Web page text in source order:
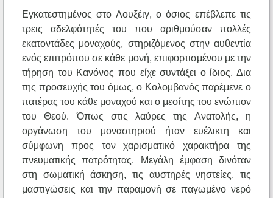
Εγκατεστημένος στο Λουξέιγ, ο όσιος επέβλεπε τις
τρεις αδελφότητές του που αριθμούσαν πολλές
εκατοντάδες μοναχούς, στηριζόμενος στην αυθεντία
ενός επιτρόπου σε κάθε μονή, επιφορτισμένου με την
τήρηση του Κανόνος που είχε συντάξει ο ίδιος. Δια
της προσευχής του όμως, ο Κολομβανός παρέμενε ο
πατέρας του κάθε μοναχού και ο μεσίτης του ενώπιον
του Θεού. Όπως στις λαύρες της Ανατολής, η
οργάνωση του μοναστηριού ήταν ευέλικτη και
σύμφωνη προς τον χαρισματικό χαρακτήρα της
πνευματικής πατρότητας. Μεγάλη έμφαση δινόταν
στη σωματική άσκηση, τις αυστηρές νηστείες, τις
μαστιγώσεις και την παραμονή σε παγωμένο νερό